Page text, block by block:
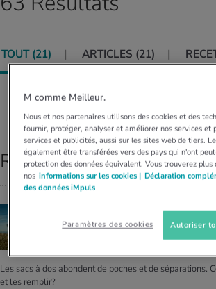
ACTUELS DANS LE DOMAINE ALIMENTATION
Calculateur d’IMC
ACTUELS DANS LE DOMAINE MOUVEMENT
Calculer la consommation de calories
Course & Jogging
de relaxation
ACTUELS DANS LE DOMAINE RELAXATION
Travail et santé
Détente active
spécialisée
des femmes
ACTUELS DANS LE DOMAINE MÉDECINE
Réduire la tension artérielle
ACTUELS DANS LE DOMAINE SERVICE
TOUT (21) ARTICLES (21)
Résultats principaux
Bien faire son sac à dos
Les sacs à dos abondent de poches et de séparations.
et les remplir?
M comme Meilleur.
Nous et nos partenaires utilisons des cookies et des
fournir, protéger, analyser et améliorer nos services et
services et publicités, aussi sur les sites web de tiers.
également être transférées vers des pays qui n'ont
protection des données équivalent. Vous trouverez
nos informations sur les cookies | Déclaration
des données iMpuls
Paramètres des cookies Autoriser